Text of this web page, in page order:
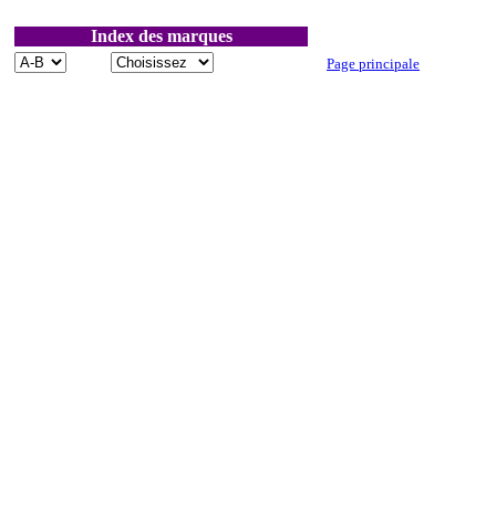
Index des marques
Page principale